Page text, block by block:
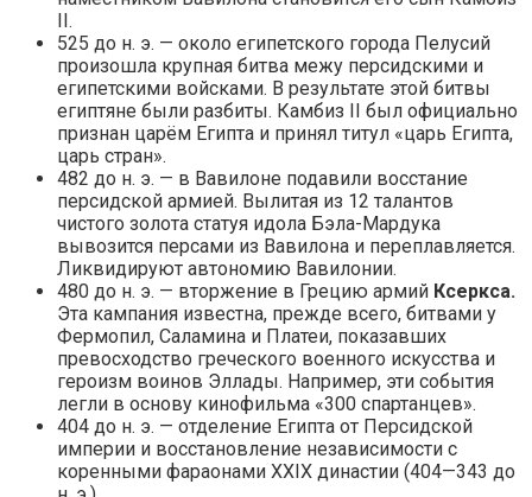
II.
525 до н. э. — около египетского города Пелусий
произошла крупная битва межу персидскими и
египетскими войсками. В результате этой битвы
египтяне были разбиты. Камбиз II был официально
признан царём Египта и принял титул «царь Египта,
царь стран».
482 до н. э. — в Вавилоне подавили восстание
персидской армией. Вылитая из 12 талантов
чистого золота статуя идола Бэла-Мардука
вывозится персами из Вавилона и переплавляется.
Ликвидируют автономию Вавилонии.
480 до н. э. — вторжение в Грецию армий Ксеркса.
Эта кампания известна, прежде всего, битвами у
Фермопил, Саламина и Платеи, показавших
превосходство греческого военного искусства и
героизм воинов Эллады. Например, эти события
легли в основу кинофильма «300 спартанцев».
404 до н. э. — отделение Египта от Персидской
империи и восстановление независимости с
коренными фараонами XXIX династии (404—343 до